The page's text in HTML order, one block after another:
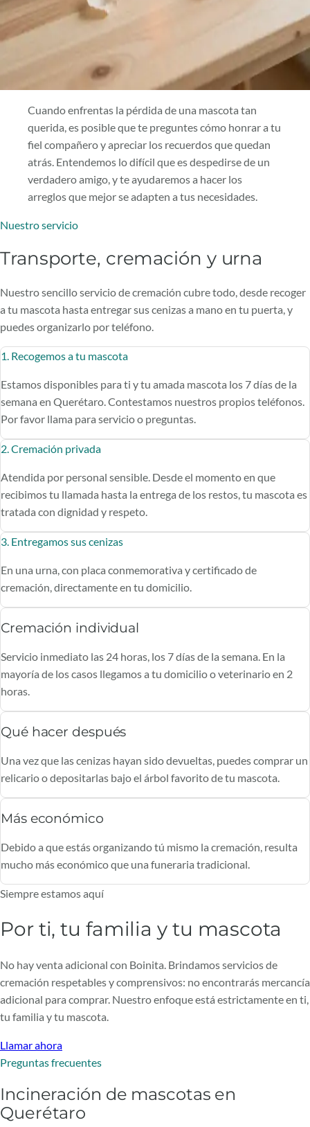
Cuando enfrentas la pérdida de una mascota tan
querida, es posible que te preguntes cómo honrar a tu
fiel compañero y apreciar los recuerdos que quedan
atrás. Entendemos lo difícil que es despedirse de un
verdadero amigo, y te ayudaremos a hacer los
arreglos que mejor se adapten a tus necesidades.
Nuestro servicio
Transporte, cremación y urna
Nuestro sencillo servicio de cremación cubre todo, desde recoger
a tu mascota hasta entregar sus cenizas a mano en tu puerta, y
puedes organizarlo por teléfono.
1. Recogemos a tu mascota
Estamos disponibles para ti y tu amada mascota los 7 días de la
semana en Querétaro. Contestamos nuestros propios teléfonos.
Por favor llama para servicio o preguntas.
2. Cremación privada
Atendida por personal sensible. Desde el momento en que
recibimos tu llamada hasta la entrega de los restos, tu mascota es
tratada con dignidad y respeto.
3. Entregamos sus cenizas
En una urna, con placa conmemorativa y certificado de
cremación, directamente en tu domicilio.
Cremación individual
Servicio inmediato las 24 horas, los 7 días de la semana. En la
mayoría de los casos llegamos a tu domicilio o veterinario en 2
horas.
Qué hacer después
Una vez que las cenizas hayan sido devueltas, puedes comprar un
relicario o depositarlas bajo el árbol favorito de tu mascota.
Más económico
Debido a que estás organizando tú mismo la cremación, resulta
mucho más económico que una funeraria tradicional.
Siempre estamos aquí
Por ti, tu familia y tu mascota
No hay venta adicional con Boinita. Brindamos servicios de
cremación respetables y comprensivos: no encontrarás mercancía
adicional para comprar. Nuestro enfoque está estrictamente en ti,
tu familia y tu mascota.
Llamar ahora
Preguntas frecuentes
Incineración de mascotas en
Querétaro